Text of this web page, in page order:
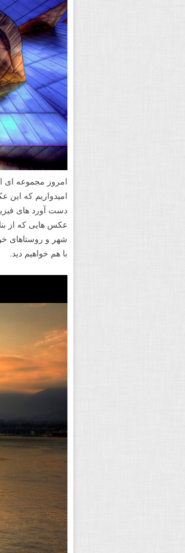
امیدواریم که این
دست آورد های
عکس هایی که از
شهر و روستاهای
با هم خواهیم دید.